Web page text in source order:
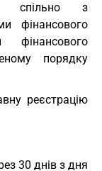
спільно з
фінансового
фінансового
порядку
реєстрацію
30 днів з дня